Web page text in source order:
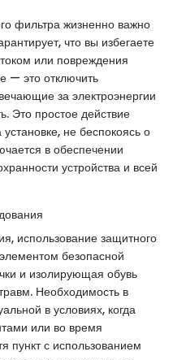
фильтра жизненно важно
что вы избегаете
или повреждения
— это отключить
за электроэнергии
Это простое действие
не беспокоясь о
в обеспечении
устройства и всей
использование защитного
безопасной
и изолирующая обувь
Необходимость в
в условиях, когда
или во время
пункт с использованием